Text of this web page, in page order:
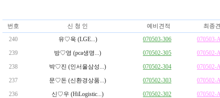
번호 신 청 인 예비견적
최종
240
유♡욱 (LGE...) 070503-306
070503-
239
방♡영 (pca생명...) 070502-305
070502-
238
박♡진 (인서울삼성...) 070502-304
070502-
237
문♡돈 (신환경상품...) 070502-303
070502-
236
신♡우 (HiLogistic...) 070502-302
070502-